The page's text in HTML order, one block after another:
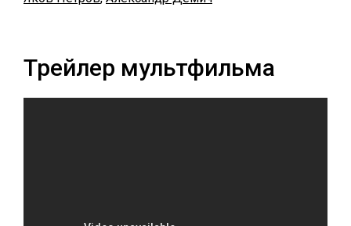
Трейлер мультфильма